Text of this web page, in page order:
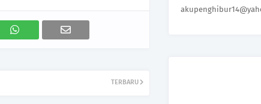
TERBARU